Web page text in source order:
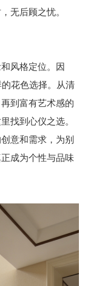
无后顾之忧。
风格定位。因
花色选择。从清
到富有艺术感的
找到心仪之选。
意和需求，为别
成为个性与品味